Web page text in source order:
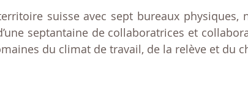
suisse avec sept bureaux
septantaine de collaboratrices et
du climat de travail, de la relève et du